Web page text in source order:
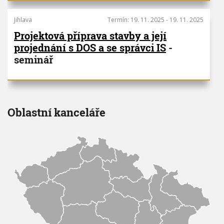
V
I
G
A
E
Jihlava Termín: 19. 11. 2025 - 19. 11. 2025
Projektová příprava stavby a její
projednání s DOS a se správci IS -
seminář
Oblastní kanceláře